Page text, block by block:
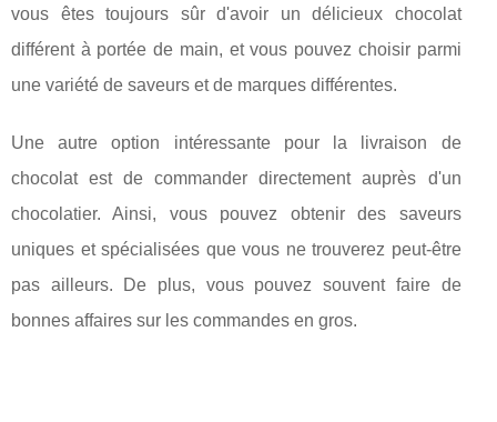
vous êtes toujours sûr d'avoir un délicieux chocolat
différent à portée de main, et vous pouvez choisir parmi
une variété de saveurs et de marques différentes.
Une autre option intéressante pour la livraison de
chocolat est de commander directement auprès d'un
chocolatier. Ainsi, vous pouvez obtenir des saveurs
uniques et spécialisées que vous ne trouverez peut-être
pas ailleurs. De plus, vous pouvez souvent faire de
bonnes affaires sur les commandes en gros.